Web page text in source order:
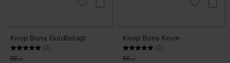
Knop Bona Guldbelagt
Vurdering: (2)
66 KR
Gem som favorit
Knop Bona Krom
Vurdering: (2)
66 KR
Gem som